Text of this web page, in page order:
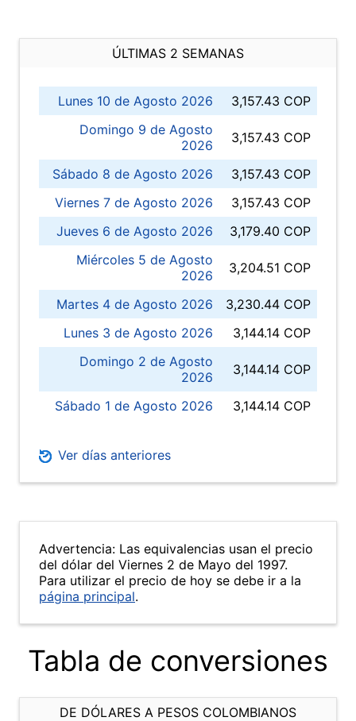
ÚLTIMAS 2 SEMANAS
Lunes 10 de Agosto 2026
3,157.43 COP
Domingo 9 de Agosto
2026
3,157.43 COP
Sábado 8 de Agosto 2026
3,157.43 COP
Viernes 7 de Agosto 2026
3,157.43 COP
Jueves 6 de Agosto 2026
3,179.40 COP
Miércoles 5 de Agosto
2026
3,204.51 COP
Martes 4 de Agosto 2026
3,230.44 COP
Lunes 3 de Agosto 2026
3,144.14 COP
Domingo 2 de Agosto
2026
3,144.14 COP
Sábado 1 de Agosto 2026 3,144.14 COP
Ver días anteriores
Advertencia: Las equivalencias usan el precio
del dólar del Viernes 2 de Mayo del 1997.
Para utilizar el precio de hoy se debe ir a la
página principal.
Tabla de conversiones
DE DÓLARES A PESOS COLOMBIANOS